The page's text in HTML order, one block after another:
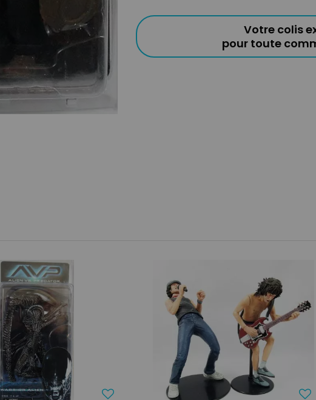
Votre colis
pour toute